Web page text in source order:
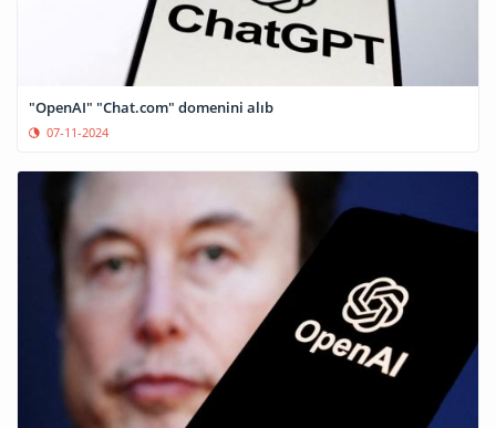
"OpenAI" "Chat.com" domenini alıb
07-11-2024